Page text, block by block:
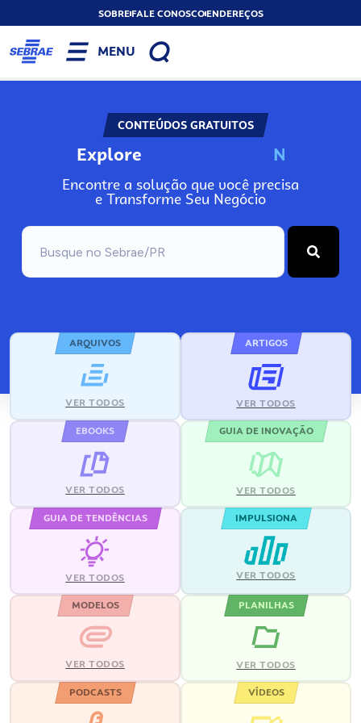
SOBREFALE CONOSCOENDEREÇOS
MENU
CONTEÚDOS GRATUITOS
Explore N
Encontre a solução que você precisa
e Transforme Seu Negócio
ARQUIVOS
VER TODOS
ARTIGOS
VER TODOS
EBOOKS
VER TODOS
GUIA DE INOVAÇÃO
VER TODOS
GUIA DE TENDÊNCIAS
VER TODOS
IMPULSIONA
VER TODOS
MODELOS
VER TODOS
PLANILHAS
VER TODOS
PODCASTS VÍDEOS